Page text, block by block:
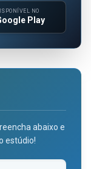
NO
Play
abaixo e
estúdio!